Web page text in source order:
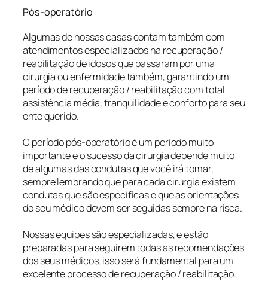
Pós-operatório
Algumas de nossas casas contam também com
atendimentos especializados na recuperação /
reabilitação de idosos que passaram por uma
cirurgia ou enfermidade também, garantindo um
período de recuperação / reabilitação com total
assistência média, tranquilidade e conforto para seu
ente querido.
O período pós-operatório é um período muito
importante e o sucesso da cirurgia depende muito
de algumas das condutas que você irá tomar,
sempre lembrando que para cada cirurgia existem
condutas que são específicas e que as orientações
do seu médico devem ser seguidas sempre na risca.
Nossas equipes são especializadas, e estão
preparadas para seguirem todas as recomendações
dos seus médicos, isso será fundamental para um
excelente processo de recuperação / reabilitação.